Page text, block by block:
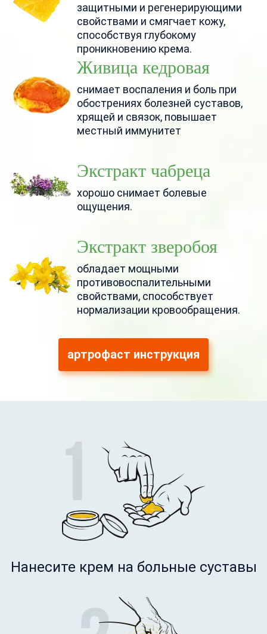
защитными и регенерирующими
свойствами и смягчает кожу,
способствуя глубокому
проникновению крема.
Живица кедровая
снимает воспаления и боль при
обострениях болезней суставов,
хрящей и связок, повышает
местный иммунитет
Экстракт чабреца
хорошо снимает болевые
ощущения.
Экстракт зверобоя
обладает мощными
противовоспалительными
свойствами, способствует
нормализации кровообращения.
артрофаст инструкция
Нанесите крем на больные суставы